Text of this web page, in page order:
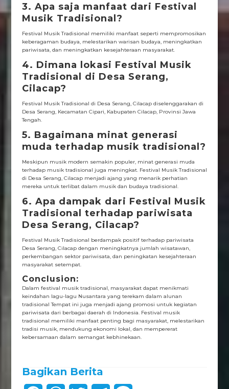
3. Apa saja manfaat dari Festival
Musik Tradisional?
Festival Musik Tradisional memiliki manfaat seperti mempromosikan
keberagaman budaya, melestarikan warisan budaya, meningkatkan
pariwisata, dan meningkatkan kesejahteraan masyarakat.
4. Dimana lokasi Festival Musik
Tradisional di Desa Serang,
Cilacap?
Festival Musik Tradisional di Desa Serang, Cilacap diselenggarakan di
Desa Serang, Kecamatan Cipari, Kabupaten Cilacap, Provinsi Jawa
Tengah.
5. Bagaimana minat generasi
muda terhadap musik tradisional?
Meskipun musik modern semakin populer, minat generasi muda
terhadap musik tradisional juga meningkat. Festival Musik Tradisional
di Desa Serang, Cilacap menjadi ajang yang menarik perhatian
mereka untuk terlibat dalam musik dan budaya tradisional.
6. Apa dampak dari Festival Musik
Tradisional terhadap pariwisata
Desa Serang, Cilacap?
Festival Musik Tradisional berdampak positif terhadap pariwisata
Desa Serang, Cilacap dengan meningkatnya jumlah wisatawan,
perkembangan sektor pariwisata, dan peningkatan kesejahteraan
masyarakat setempat.
Conclusion:
Dalam festival musik tradisional, masyarakat dapat menikmati
keindahan lagu-lagu Nusantara yang terekam dalam alunan
tradisional Tempat ini juga menjadi ajang promosi untuk kegiatan
pariwisata dari berbagai daerah di Indonesia. Festival musik
tradisional memiliki manfaat penting bagi masyarakat, melestarikan
tradisi musik, mendukung ekonomi lokal, dan mempererat
kebersamaan dalam semangat kebhinekaan.
Bagikan Berita